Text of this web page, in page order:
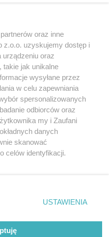
korzystania z portali
Skontakuj sięz nami
Kontakt
Wydawca
Redakcja
oraz inne
z.o.o. uzyskujemy dostęp i
urządzeniu oraz
takie jak unikalne
wysyłane przez
w celu zapewniania
spersonalizowanych
odbiorców oraz
my i Zaufani
danych
skanować
celów identyfikacji.
ustawień prywatności
rogu strony
nie wymagają zgody
się takiemu
USTAWIENIA